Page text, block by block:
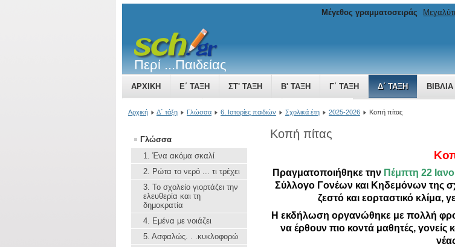
Περί ...Παιδείας
ΑΡΧΙΚΉ Ε΄ ΤΆΞΗ ΣΤ' ΤΆΞΗ Β' ΤΆΞΗ Γ΄ ΤΆΞΗ Δ΄ ΤΆΞΗ ΒΙΒΛΊΑ
ΤΟ ΒΥΖΑΝΤΙΝΌ ΚΡΆΤΟΣ ΜΙΑ ΔΎΝΑΜΗ ΠΟΥ ΜΕΓΑΛΏΝΕΙ
Μέγεθος γραμματοσειράς
Αρχική Δ΄ τάξη Γλώσσα 6. Ιστορίες παιδιών Σχολικά έτη 2025-2026 Κοπή πίτας
Γλώσσα
1. Ένα ακόμα σκαλί
2. Ρώτα το νερό ... τι τρέχει
3. To σχολείο γιορτάζει την
ελευθερία και τη
δημοκρατία
4. Εμένα με νοιάζει
5. Aσφαλώς. . .κυκλοφορώ
Κοπή πίτας
Πραγματοποιήθηκε την Πέμπτη 22
Σύλλογο Γονέων και Κηδεμόνων της
ζεστό και εορταστικό κλίμα,
Η εκδήλωση οργανώθηκε με πολλή
να έρθουν πιο κοντά μαθητές, γονείς